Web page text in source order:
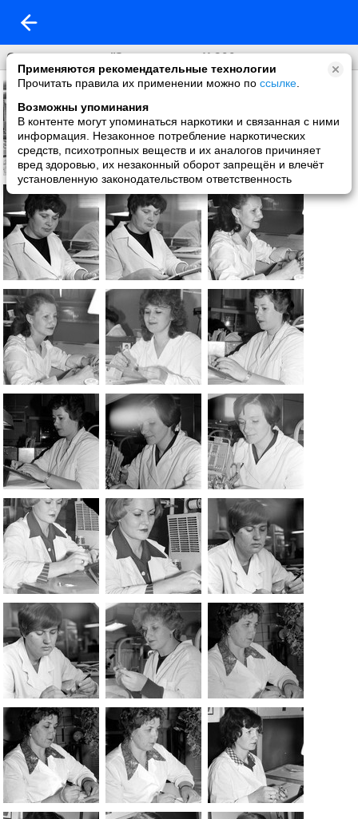
Применяются рекомендательные технологии
Прочитать правила их применении можно по ссылке
Возможны упоминания
В контенте могут упоминаться наркотики и связанная с ними
информация. Незаконное потребление наркотических
средств, психотропных веществ и их аналогов причиняет
вред здоровью, их незаконный оборот запрещён и влечёт
установленную законодательством ответственность
Они выпускали "Электронику К-200